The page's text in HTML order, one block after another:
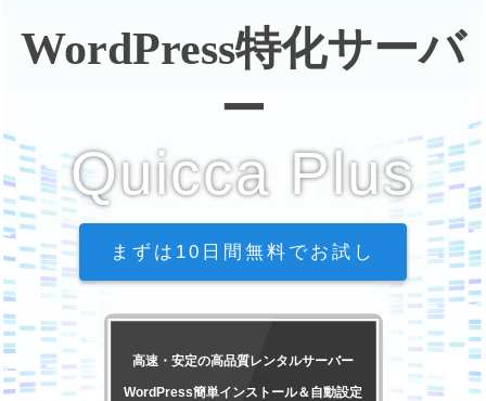
WordPress特化サーバ
ー
Quicca Plus
まずは10日間無料でお試し
高速・安定の高品質レンタルサーバー
WordPress簡単インストール＆自動設定